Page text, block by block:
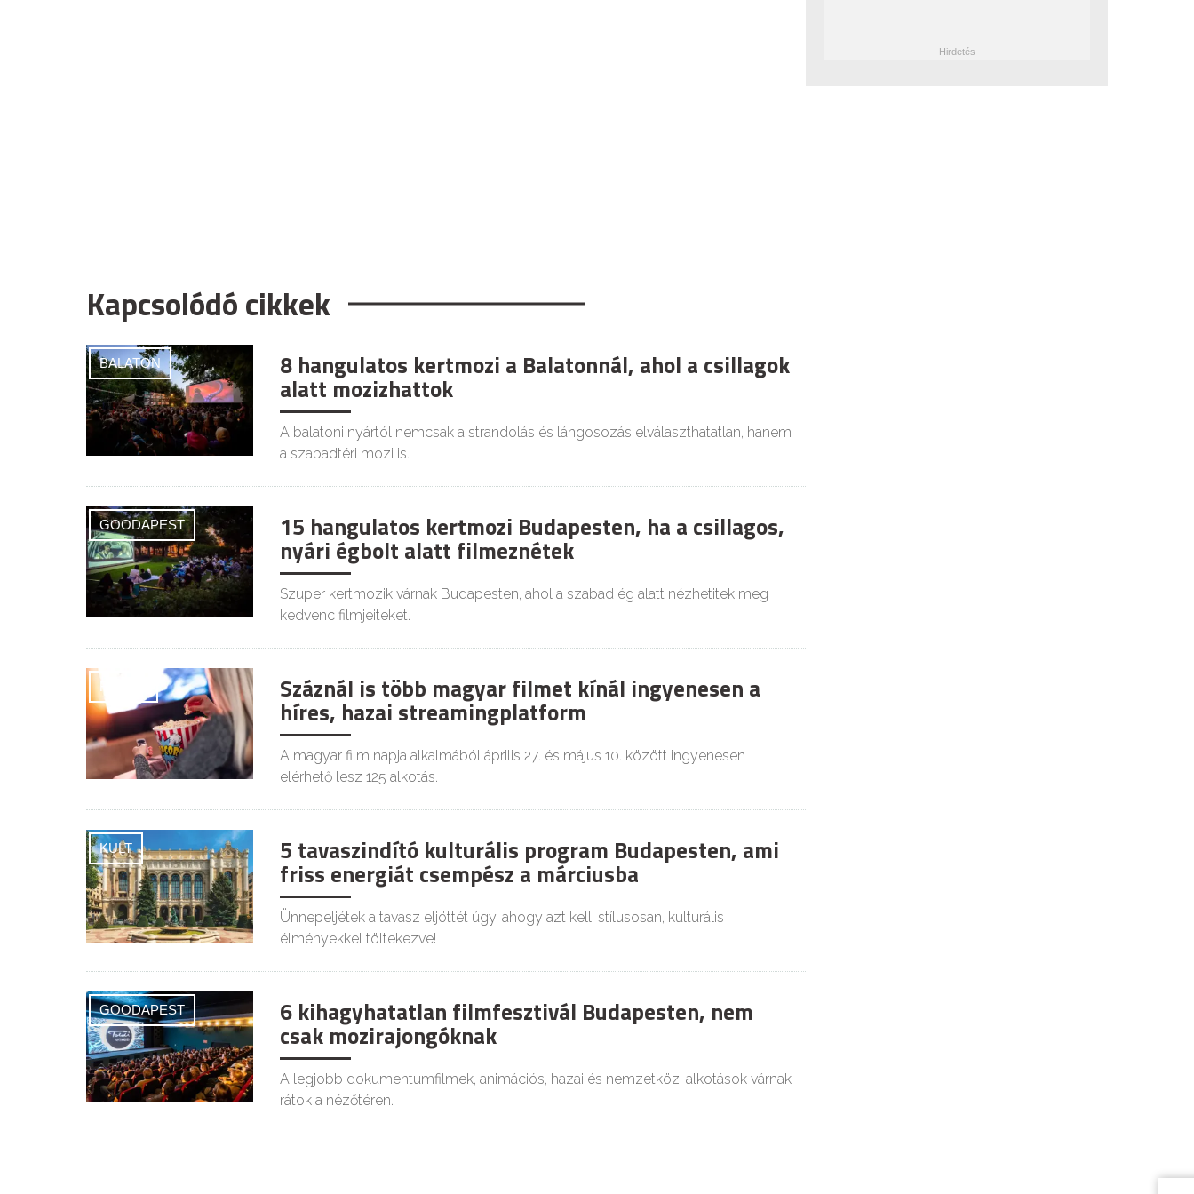
Kapcsolódó cikkek
BALATON 8 hangulatos kertmozi a Balatonnál, ahol a csillagok
alatt mozizhattok
A balatoni nyártól nemcsak a strandolás és lángosozás elválaszthatatlan, hanem
a szabadtéri mozi is.
GOODAPEST 15 hangulatos kertmozi Budapesten, ha a csillagos,
nyári égbolt alatt filmeznétek
Szuper kertmozik várnak Budapesten, ahol a szabad ég alatt nézhetitek meg
kedvenc filmjeiteket.
FILMEK Száznál is több magyar filmet kínál ingyenesen a
híres, hazai streamingplatform
A magyar film napja alkalmából április 27. és május 10. között ingyenesen
elérhető lesz 125 alkotás.
KULT 5 tavaszindító kulturális program Budapesten, ami
friss energiát csempész a márciusba
Ünnepeljétek a tavasz eljöttét úgy, ahogy azt kell: stílusosan, kulturális
élményekkel töltekezve!
GOODAPEST 6 kihagyhatatlan filmfesztivál Budapesten, nem
csak mozirajongóknak
A legjobb dokumentumfilmek, animációs, hazai és nemzetközi alkotások várnak
rátok a nézőtéren.